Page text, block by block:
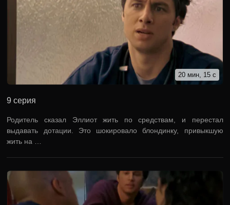
20 мин, 15 с
9 серия
Родитель сказал Эллиот жить по средствам, и перестал
выдавать дотации. Это шокировало блондинку, привыкшую
жить на …